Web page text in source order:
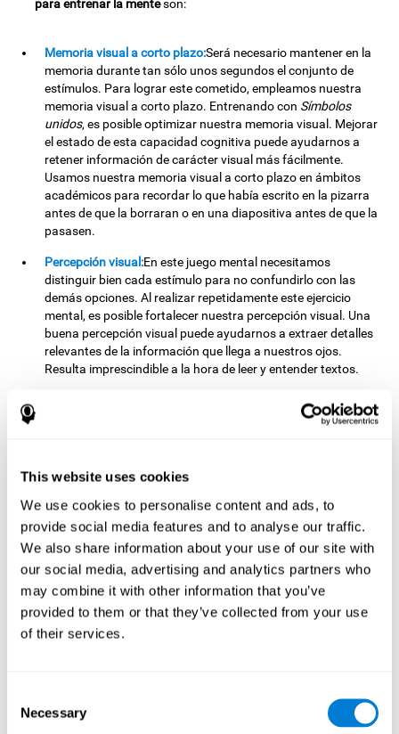
This website uses cookies
We use cookies to personalise content and ads, to
provide social media features and to analyse our traffic.
We also share information about your use of our site with
our social media, advertising and analytics partners who
may combine it with other information that you’ve
provided to them or that they’ve collected from your use
of their services.
Selection
Necessary
para entrenar la menteson:
Memoria visual a corto plazo:Será necesario mantener en la
memoria durante tan sólo unos segundos el conjunto de
estímulos. Para lograr este cometido, empleamos nuestra
memoria visual a corto plazo. Entrenando con Símbolos
unidos, es posible optimizar nuestra memoria visual. Mejorar
el estado de esta capacidad cognitiva puede ayudarnos a
retener información de carácter visual más fácilmente.
Usamos nuestra memoria visual a corto plazo en ámbitos
académicos para recordar lo que había escrito en la pizarra
antes de que la borraran o en una diapositiva antes de que la
pasasen.
Percepción visual:En este juego mental necesitamos
distinguir bien cada estímulo para no confundirlo con las
demás opciones. Al realizar repetidamente este ejercicio
mental, es posible fortalecer nuestra percepción visual. Una
buena percepción visual puede ayudarnos a extraer detalles
relevantes de la información que llega a nuestros ojos.
Resulta imprescindible a la hora de leer y entender textos.
Símbolos unidos cuenta con dos fases. La
primera fase es la de aprendizaje, en la que tenemos que
En esta segunda fase debemos reconocer el conjunto de
ocasión, los estímulos se encuentran mezclados con otros
semejantes que pretenden distraernos. En esta segunda
fase estaremos estimulando nuestra capacidad de
reconocimiento. Un adecuado reconocimiento puede ser
beneficioso para identificar los estímulos previos entre las
opciones presentes. Hacemos uso de nuestro
reconocimiento en diversas situaciones de la vida cotidiana,
como al ver una persona a la que no nos encontrábamos
Otras capacidades cognitivas